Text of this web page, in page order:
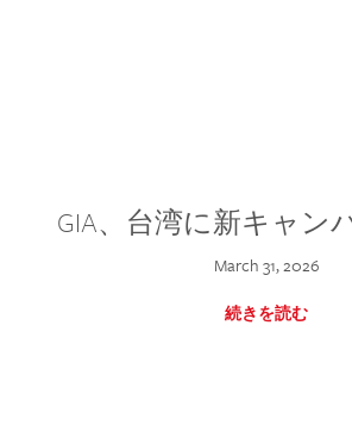
GIA、台湾に新キャン
March 31, 2026
続きを読む